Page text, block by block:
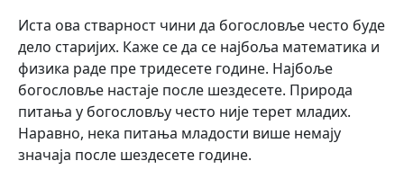
Иста ова стварност чини да богословље често буде
дело старијих. Каже се да се најбоља математика и
физика раде пре тридесете године. Најбоље
богословље настаје после шездесете. Природа
питања у богословљу често није терет младих.
Наравно, нека питања младости више немају
значаја после шездесете године.